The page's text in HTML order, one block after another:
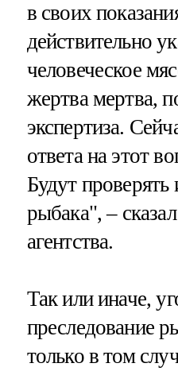
в своих
действительно
человеческое
жертва мертва,
экспертиза.
ответа на этот
Будут проверять
рыбака", –
агентства.
Так или иначе,
преследование
только в том